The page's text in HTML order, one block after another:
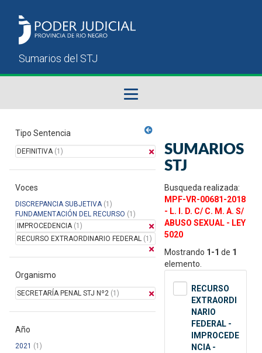
Sumarios del STJ
Manual del Usuario
Tipo Sentencia
DEFINITIVA(1)
Voces
DISCREPANCIA SUBJETIVA(1)
FUNDAMENTACIÓN DEL RECURSO (1)
IMPROCEDENCIA(1)
RECURSO EXTRAORDINARIO FEDERAL (1)
Organismo
SECRETARÍA PENAL STJ Nº2 (1)
Año
2021 (1)
SUMARIOS
STJ
Busqueda realizada:
MPF-VR-00681-2018
- L. I. D. C/ C. M. A. S/
ABUSO SEXUAL - LEY
5020
Mostrando 1-1 de 1
elemento.
RECURSO
EXTRAORDI
NARIO
FEDERAL -
IMPROCEDE
NCIA -